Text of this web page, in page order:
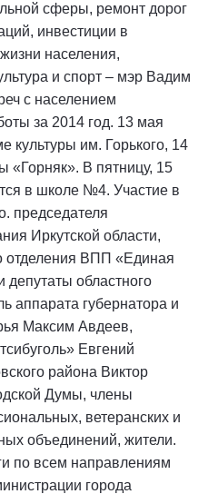
сферы, ремонт дорог
инвестиции в
населения,
и спорт – мэр Вадим
с населением
за 2014 год. 13 мая
культуры им. Горького, 14
«Горняк». В пятницу, 15
в школе №4. Участие в
председателя
Иркутской области,
отделения ВПП «Единая
депутаты областного
аппарата губернатора и
Максим Авдеев,
Евгений
района Виктор
Думы, члены
ветеранских и
объединений, жители.
по всем направлениям
города